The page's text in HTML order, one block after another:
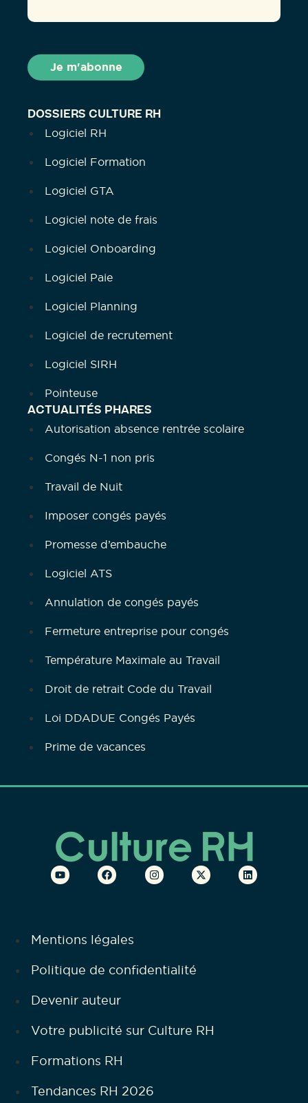
DOSSIERS CULTURE RH
Logiciel RH
Logiciel Formation
Logiciel GTA
Logiciel note de frais
Logiciel Onboarding
Logiciel Paie
Logiciel Planning
Logiciel de recrutement
Logiciel SIRH
Pointeuse
ACTUALITÉS PHARES
Autorisation absence rentrée scolaire
Congés N-1 non pris
Travail de Nuit
Imposer congés payés
Promesse d’embauche
Logiciel ATS
Annulation de congés payés
Fermeture entreprise pour congés
Température Maximale au Travail
Droit de retrait Code du Travail
Loi DDADUE Congés Payés
Prime de vacances
Mentions légales
Politique de confidentialité
Devenir auteur
Votre publicité sur Culture RH
Formations RH
Tendances RH 2026